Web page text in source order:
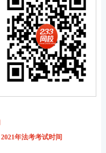
2021年法考考试时间